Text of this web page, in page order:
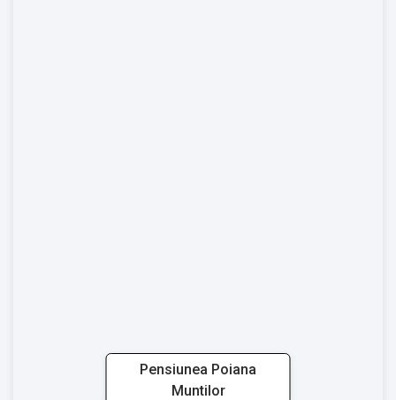
Pensiunea Poiana
Muntilor